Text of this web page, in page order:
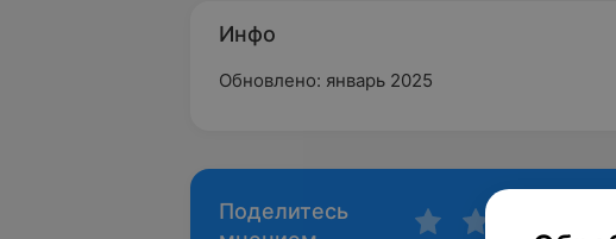
Инфо
Обновлено: январь 2025
Поделитесь